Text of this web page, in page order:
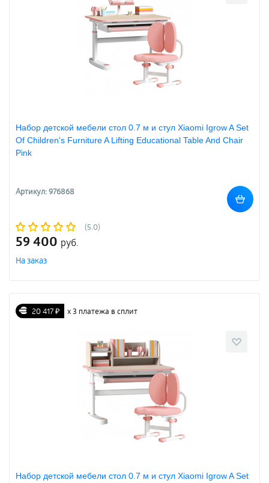
Набор детской мебели стол 0.7 м и стул Xiaomi Igrow A Set
Of Children's Furniture A Lifting Educational Table And Chair
Pink
Артикул: 976868
(5.0)
59 400 руб.
На заказ
20 417 ₽ х 3 платежа в сплит
Набор детской мебели стол 0.7 м и стул Xiaomi Igrow A Set